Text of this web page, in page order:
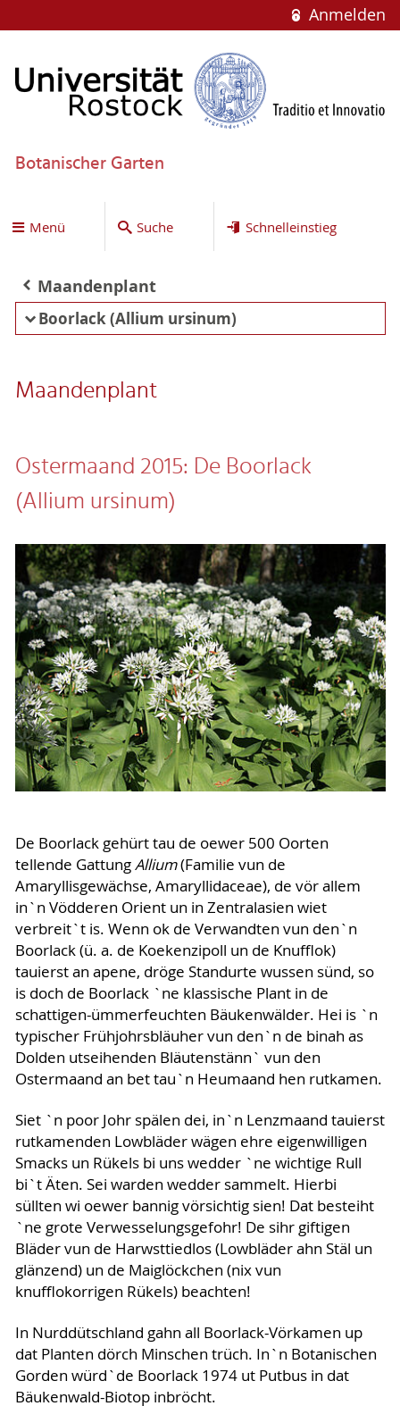
Anmelden
Botanischer Garten
Menü Suche Schnelleinstieg
Maandenplant
Boorlack (Allium ursinum)
Maandenplant
Ostermaand 2015: De Boorlack
(Allium ursinum)
De Boorlack gehürt tau de oewer 500 Oorten
tellende GattungAllium(Familie vun de
Amaryllisgewächse, Amaryllidaceae), de vör allem
in`n Vödderen Orient un in Zentralasien wiet
verbreit`t is. Wenn ok de Verwandten vun den`n
Boorlack (ü. a. de Koekenzipoll un de Knufflok)
tauierst an apene, dröge Standurte wussen sünd, so
is doch de Boorlack `ne klassische Plant in de
schattigen-ümmerfeuchten Bäukenwälder. Hei is `n
typischer Frühjohrsbläuher vun den`n de binah as
Dolden utseihenden Bläutenstänn` vun den
Ostermaand an bet tau`n Heumaand hen rutkamen.
Siet `n poor Johr spälen dei, in`n Lenzmaand tauierst
rutkamenden Lowbläder wägen ehre eigenwilligen
Smacks un Rükels bi uns wedder `ne wichtige Rull
bi`t Äten. Sei warden wedder sammelt. Hierbi
süllten wi oewer bannig vörsichtig sien! Dat besteiht
`ne grote Verwesselungsgefohr! De sihr giftigen
Bläder vun de Harwsttiedlos (Lowbläder ahn Stäl un
glänzend) un de Maiglöckchen (nix vun
knufflokorrigen Rükels) beachten!
In Nurddütschland gahn all Boorlack-Vörkamen up
dat Planten dörch Minschen trüch. In`n Botanischen
Gorden würd`de Boorlack 1974 ut Putbus in dat
Bäukenwald-Biotop inbröcht.